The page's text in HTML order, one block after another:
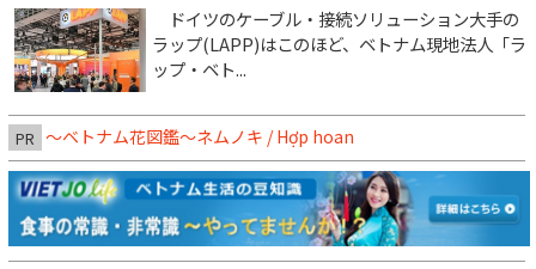
ドイツのケーブル・接続ソリューション大手の
ラップ(LAPP)はこのほど、ベトナム現地法人「ラ
ップ・ベト...
PR ～ベトナム花図鑑～ネムノキ / Hợp hoan